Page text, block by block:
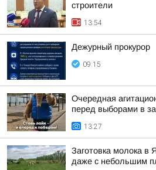
строители
13:54
Дежурный прокурор
09:15
Очередная
перед выборами в
13:27
Заготовка молока в
даже с небольшим